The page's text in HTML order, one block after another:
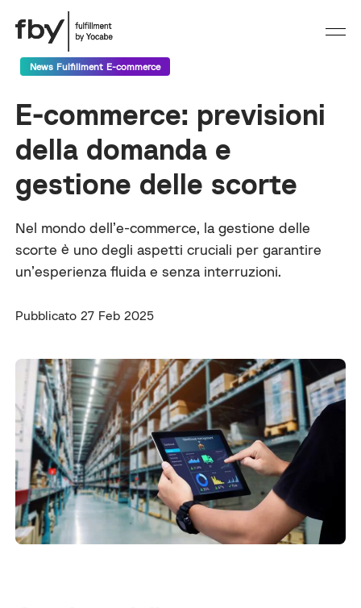
News Fulfillment E-commerce
E-commerce: previsioni
della domanda e
gestione delle scorte
Nel mondo dell’e-commerce, la gestione delle
scorte è uno degli aspetti cruciali per garantire
un’esperienza fluida e senza interruzioni.
Pubblicato 27 Feb 2025